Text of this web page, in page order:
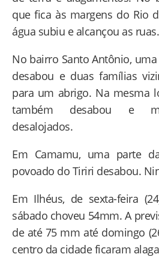
que fica às margens do Rio
água subiu e alcançou as ruas.
No bairro Santo Antônio,
desabou e duas famílias
para um abrigo. Na mesma
também desabou e
desalojados.
Em Camamu, uma parte
povoado do Tiriri desabou.
Em Ilhéus, de sexta-feira
sábado choveu 54mm. A
de até 75 mm até domingo
centro da cidade ficaram